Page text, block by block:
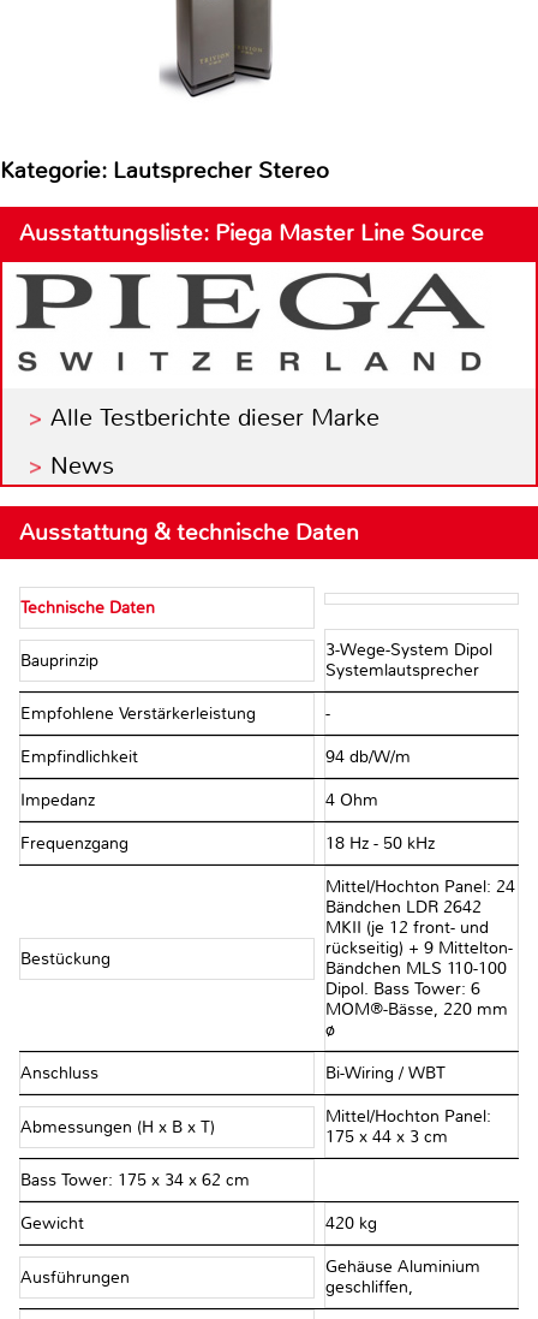
Kategorie: Lautsprecher Stereo
Ausstattungsliste: Piega Master Line Source
Alle Testberichte dieser Marke
News
Ausstattung & technische Daten
Technische Daten
Bauprinzip
3-Wege-System Dipol
Systemlautsprecher
Empfohlene Verstärkerleistung -
Empfindlichkeit 94 db/W/m
Impedanz 4 Ohm
Frequenzgang 18 Hz - 50 kHz
Bestückung
Mittel/Hochton Panel: 24
Bändchen LDR 2642
MKII (je 12 front- und
rückseitig) + 9 Mittelton-
Bändchen MLS 110-100
Dipol. Bass Tower: 6
MOM®-Bässe, 220 mm
ø
Anschluss Bi-Wiring / WBT
Abmessungen (H x B x T)
Mittel/Hochton Panel:
175 x 44 x 3 cm
Bass Tower: 175 x 34 x 62 cm
Gewicht 420 kg
Ausführungen
Gehäuse Aluminium
geschliffen,